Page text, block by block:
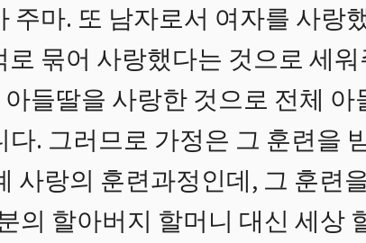
주마. 또 남자로서 여자를 사랑
묶어 사랑했다는 것으로 세
들딸을 사랑한 것으로 전체
. 그러므로 가정은 그 훈련을
사랑의 훈련과정인데, 그 훈련
의 할아버지 할머니 대신 세상